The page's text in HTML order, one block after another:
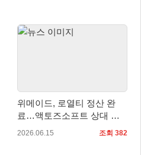
위메이드, 로열티 정산 완
료…액토즈소프트 상대 로
열티 지급 청구 소송 취하
2026.06.15 조회 382